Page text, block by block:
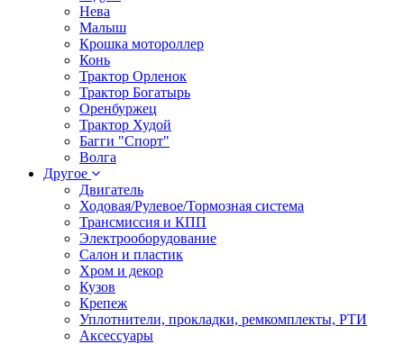
Нева
Малыш
Крошка мотороллер
Конь
Трактор Орленок
Трактор Богатырь
Оренбуржец
Трактор Худой
Багги "Спорт"
Волга
Другое
Двигатель
Ходовая/Рулевое/Тормозная система
Трансмиссия и КПП
Электрооборудование
Салон и пластик
Хром и декор
Кузов
Крепеж
Уплотнители, прокладки, ремкомплекты, РТИ
Аксессуары